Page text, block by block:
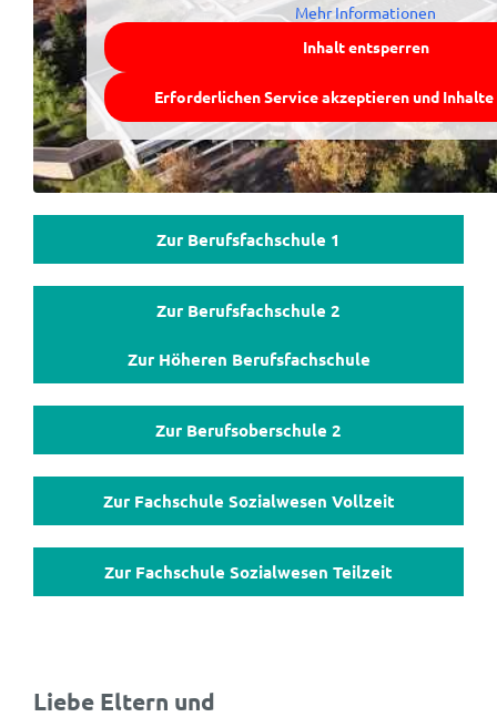
Mehr Informationen
Inhalt entsperren
Erforderlichen Service akzeptieren und
Zur Berufsfachschule 1
Zur Berufsfachschule 2
Zur Höheren Berufsfachschule
Zur Berufsoberschule 2
Zur Fachschule Sozialwesen Vollzeit
Zur Fachschule Sozialwesen Teilzeit
Liebe Eltern und